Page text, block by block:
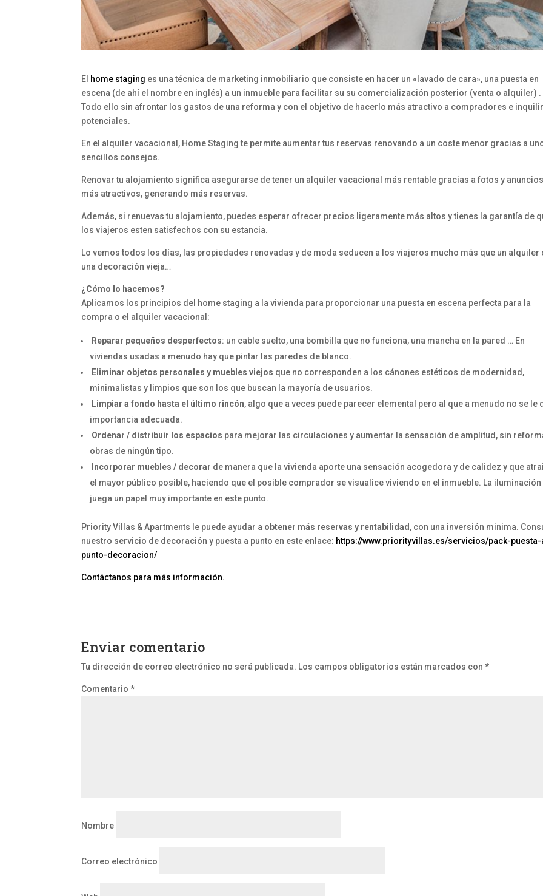
El home staging es una técnica de marketing inmobiliario que consiste en hacer un «lavado de cara», una puesta en
escena (de ahí el nombre en inglés) a un inmueble para facilitar su su comercialización posterior (venta o alquiler) .
Todo ello sin afrontar los gastos de una reforma y con el objetivo de hacerlo más atractivo a compradores e
potenciales.
En el alquiler vacacional, Home Staging te permite aumentar tus reservas renovando a un coste menor gracias a
sencillos consejos.
Renovar tu alojamiento significa asegurarse de tener un alquiler vacacional más rentable gracias a fotos y anuncios
más atractivos, generando más reservas.
Además, si renuevas tu alojamiento, puedes esperar ofrecer precios ligeramente más altos y tienes la garantía de
los viajeros esten satisfechos con su estancia.
Lo vemos todos los días, las propiedades renovadas y de moda seducen a los viajeros mucho más que un alquiler
una decoración vieja…
¿Cómo lo hacemos?
Aplicamos los principios del home staging a la vivienda para proporcionar una puesta en escena perfecta para la
compra o el alquiler vacacional:
Reparar pequeños desperfectos: un cable suelto, una bombilla que no funciona, una mancha en la pared … En
viviendas usadas a menudo hay que pintar las paredes de blanco.
Eliminar objetos personales y muebles viejos que no corresponden a los cánones estéticos de modernidad,
minimalistas y limpios que son los que buscan la mayoría de usuarios.
Limpiar a fondo hasta el último rincón, algo que a veces puede parecer elemental pero al que a menudo no se le
importancia adecuada.
Ordenar / distribuir los espacios para mejorar las circulaciones y aumentar la sensación de amplitud, sin
obras de ningún tipo.
Incorporar muebles / decorar de manera que la vivienda aporte una sensación acogedora y de calidez y que
el mayor público posible, haciendo que el posible comprador se visualice viviendo en el inmueble. La iluminación
juega un papel muy importante en este punto.
Priority Villas & Apartments le puede ayudar a obtener más reservas y rentabilidad , con una inversión minima.
nuestro servicio de decoración y puesta a punto en este enlace: https://www.priorityvillas.es/servicios/pack-puesta-
punto-decoracion/
Contáctanos para más información.
Enviar comentario
Tu dirección de correo electrónico no será publicada. Los campos obligatorios están marcados con*
Comentario*
Nombre
Correo electrónico